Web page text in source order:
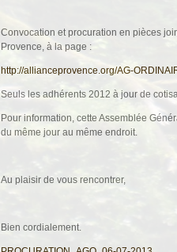
Convocation et procuration en pièces
Provence, à la page :
http://allianceprovence.org/AG-
Seuls les adhérents 2012 à jour de
Pour information, cette Assemblée
du même jour au même endroit.
Au plaisir de vous rencontrer,
Bien cordialement.